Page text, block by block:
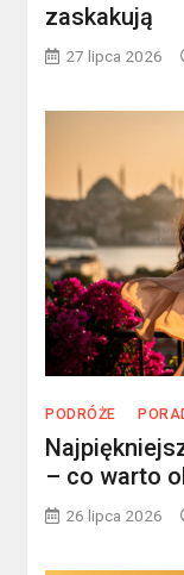
zaskakują
27 lipca 2026
PODRÓŻE
– co warto
26 lipca 2026